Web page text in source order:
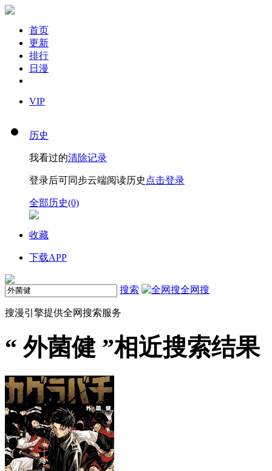
首页
更新
排行
日漫
VIP
历史
我看过的清除记录
登录后可同步云端阅读历史 点击登录
全部历史(0)
收藏
下载APP
搜索 全网搜
搜漫引擎提供全网搜索服务
“ 外菌健 ”相近搜索结果